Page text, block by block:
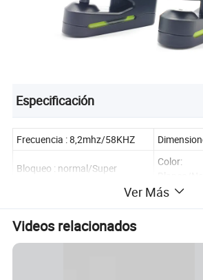
Especificación
Frecuencia : 8,2mhz/58KHZ
Bloqueo : normal/Super
Color:
Ver Más
Videos relacionados